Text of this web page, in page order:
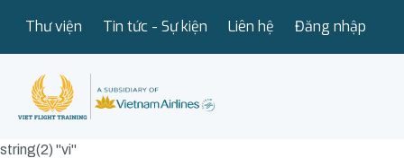
Thư viện Tin tức - Sự kiện Liên hệ Đăng nhập
string(2) "vi"